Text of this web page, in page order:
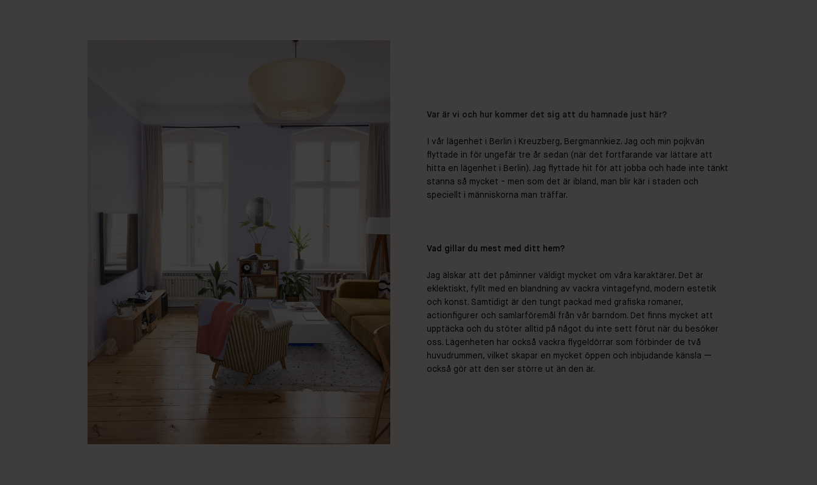
Var är vi och hur kommer det sig att du hamnade just här?
I vår lägenhet i Berlin i Kreuzberg, Bergmannkiez. Jag och min pojkvän
flyttade in för ungefär tre år sedan (när det fortfarande var lättare att
hitta en lägenhet i Berlin). Jag flyttade hit för att jobba och hade inte tänkt
stanna så mycket - men som det är ibland, man blir kär i staden och
speciellt i människorna man träffar.
Vad gillar du mest med ditt hem?
Jag älskar att det påminner väldigt mycket om våra karaktärer. Det är
eklektiskt, fyllt med en blandning av vackra vintagefynd, modern estetik
och konst. Samtidigt är den tungt packad med grafiska romaner,
actionfigurer och samlarföremål från vår barndom. Det finns mycket att
upptäcka och du stöter alltid på något du inte sett förut när du besöker
oss. Lägenheten har också vackra flygeldörrar som förbinder de två
huvudrummen, vilket skapar en mycket öppen och inbjudande känsla —
också gör att den ser större ut än den är.